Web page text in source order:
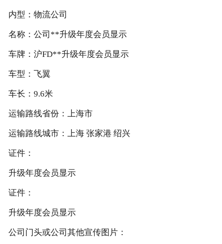
内型：物流公司
名称：公司**升级年度会员显示
车牌：沪FD**升级年度会员显示
车型：飞翼
车长：9.6米
运输路线省份：上海市
运输路线城市：上海 张家港 绍兴
证件：
升级年度会员显示
证件：
升级年度会员显示
公司门头或公司其他宣传图片：